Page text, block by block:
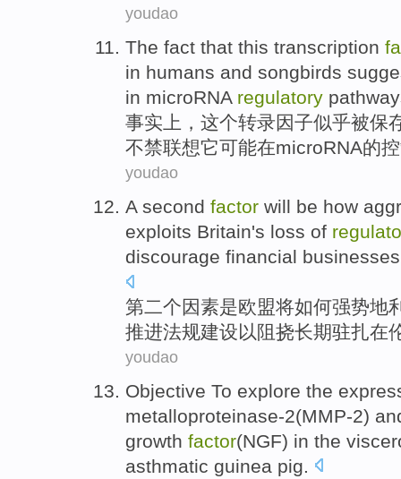
youdao
The fact that this transcription
in humans and songbirds
in microRNA regulatory
事实上 ， 这个转录因子似乎被保
不禁联想它可能在microRNA的
youdao
A second factor will be how
exploits Britain's loss of
discourage financial businesses
第二个因素是欧盟将如何强势地
推进法规建设以阻挠长期驻扎在
youdao
Objective To explore the
metalloproteinase-2(MMP-2)
growth factor(NGF) in the
asthmatic guinea pig.